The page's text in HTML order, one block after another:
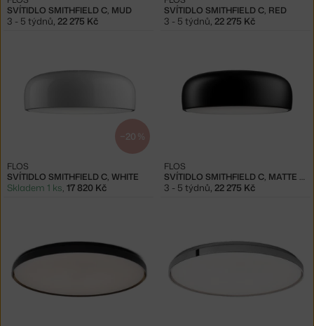
SVÍTIDLO SMITHFIELD C, MUD
3 - 5 týdnů, 22 275 Kč
SVÍTIDLO SMITHFIELD C, RED
3 - 5 týdnů, 22 275 Kč
−20 %
SVÍTIDLO SMITHFIELD C, WHITE
FLOS
Skladem 1 ks, 17 820 Kč
SVÍTIDLO SMITHFIELD C, MATTE BLACK
FLOS
3 - 5 týdnů, 22 275 Kč